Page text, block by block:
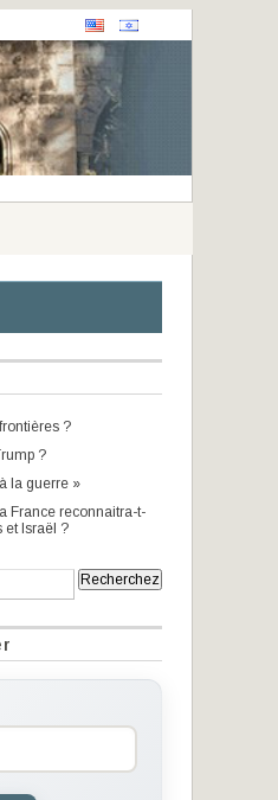
?
?
la guerre »
France reconnaitra-t-
et Israël ?